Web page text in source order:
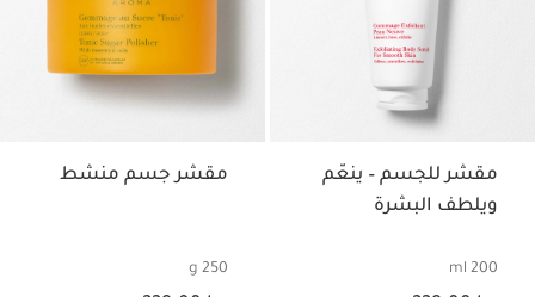
مقشر للجسم – ينعّم
ويلطف البشرة
200 ml
السعر الحالي هو د.إ 238.00
مقشر جسم منشط
250 g
السعر الحالي هو د.إ 238.00